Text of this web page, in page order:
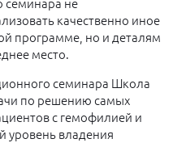
семинара не
качественно иное
программе, но и деталям
место.
семинара Школа
по решению самых
с гемофилией и
уровень владения